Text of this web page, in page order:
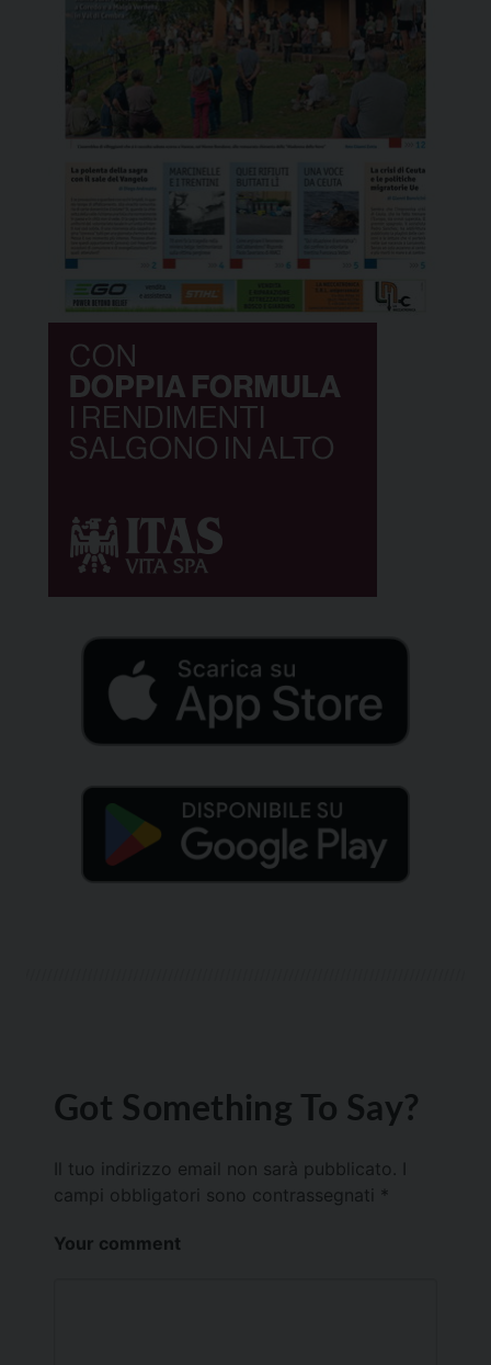
Got Something To Say?
Il tuo indirizzo email non sarà pubblicato.
campi obbligatori sono contrassegnati *
Your comment